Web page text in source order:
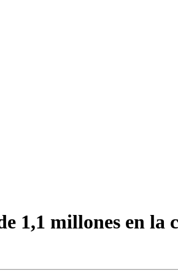
1,1 millones en la